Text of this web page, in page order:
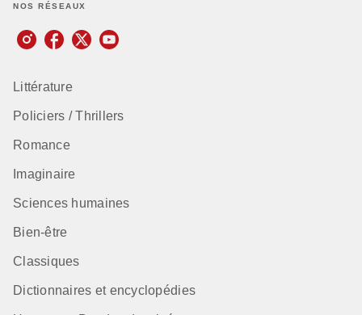
NOS RÉSEAUX
Littérature
Policiers / Thrillers
Romance
Imaginaire
Sciences humaines
Bien-être
Classiques
Dictionnaires et encyclopédies